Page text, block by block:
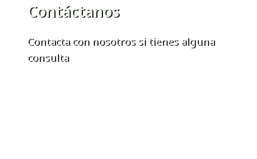
Contáctanos
Contacta con nosotros si tienes alguna
consulta